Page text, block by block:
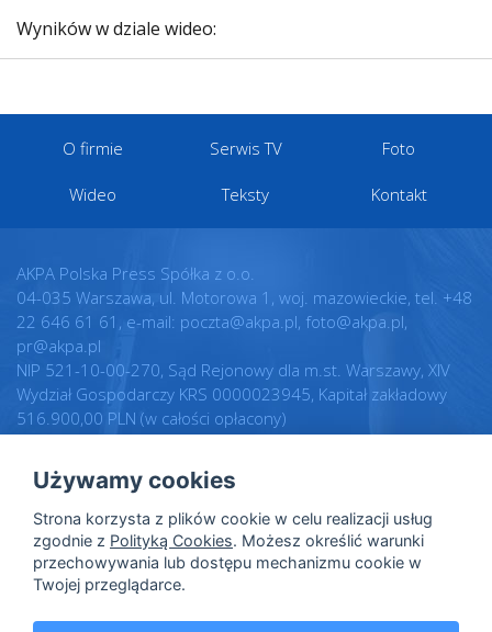
Wyników w dziale wideo:
O firmie Serwis TV Foto
Wideo Teksty Kontakt
AKPA Polska Press Spółka z o.o.
04-035 Warszawa, ul. Motorowa 1, woj. mazowieckie, tel. +48
22 646 61 61, e-mail: poczta@akpa.pl, foto@akpa.pl,
pr@akpa.pl
NIP 521-10-00-270, Sąd Rejonowy dla m.st. Warszawy, XIV
Wydział Gospodarczy KRS 0000023945, Kapitał zakładowy
516.900,00 PLN (w całości opłacony)
Regulamin
Warunki licencji
Polityka prywatności
Polityka cookies
Dane osobowe
Realizacja:
Intellect.pl
Używamy cookies
Strona korzysta z plików cookie w celu realizacji usług
zgodnie z Polityką Cookies. Możesz określić warunki
przechowywania lub dostępu mechanizmu cookie w
Twojej przeglądarce.